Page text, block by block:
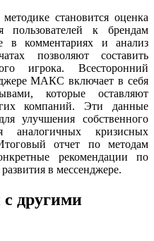
становится оценка
пользователей к брендам
в комментариях и анализ
позволяют составить
игрока. Всесторонний
МАКС включает в себя
которые оставляют
компаний. Эти данные
улучшения собственного
аналогичных кризисных
отчет по методам
рекомендации по
в мессенджере.
другими